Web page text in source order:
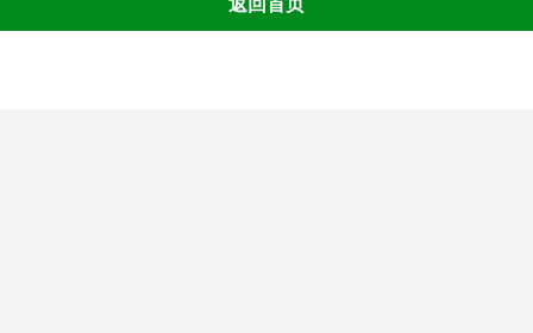
返回首页